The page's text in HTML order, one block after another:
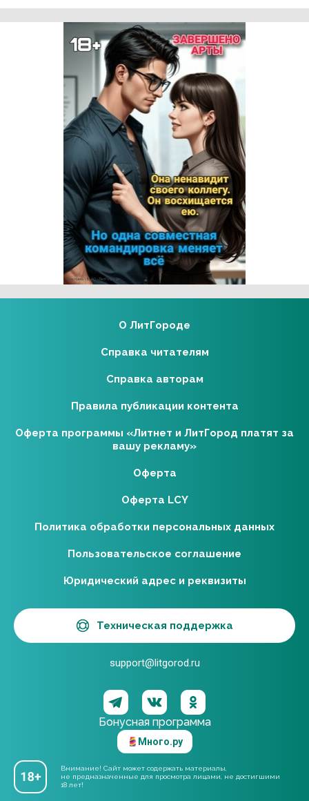
Реклама 18+ АО «ЛитГород»
Бонусная программа
Много.ру
Внимание! Сайт может содержать материалы,
не предназначенные для просмотра лицами, не достигшими
18 лет!
О ЛитГороде
Справка читателям
Справка авторам
Правила публикации контента
Оферта программы «Литнет и ЛитГород платят за
вашу рекламу»
Оферта
Оферта LCY
Политика обработки персональных данных
Пользовательское соглашение
Юридический адрес и реквизиты
Техническая поддержка
support@litgorod.ru